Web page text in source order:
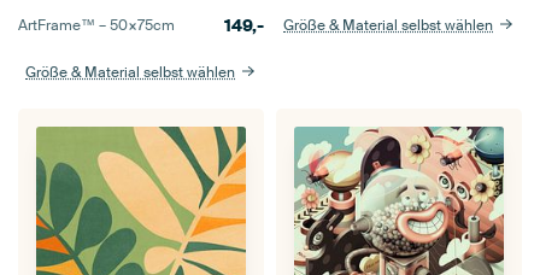
ArtFrame™ –50×75cm 149,-
Größe & Material selbst wählen
Größe & Material selbst wählen